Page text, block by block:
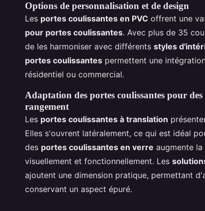
Options de personnalisation et de design
Les portes coulissantes en PVC offrent une
pour portes coulissantes. Avec plus de 35
de les harmoniser avec différents styles
portes coulissantes permettent une
résidentiel ou commercial.
Adaptation des portes coulissantes pour
rangement
Les portes coulissantes à translation
Elles s'ouvrent latéralement, ce qui est idéal
des portes coulissantes en verre augmente
visuellement et fonctionnellement. Les
ajoutent une dimension pratique, permettant
conservant un aspect épuré.